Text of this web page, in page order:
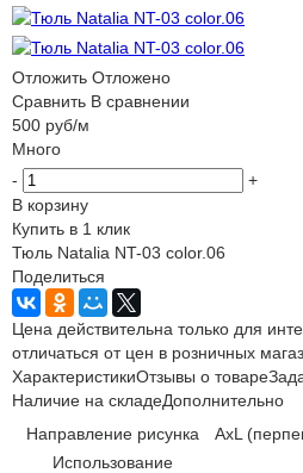
Отложить Отложено
Сравнить В сравнении
500 руб/м
Много
-
+
В корзину
Купить в 1 клик
Тюль Natalia NT-03 color.06
Поделиться
Цена действительна только для
отличаться от цен в розничных
ХарактеристикиОтзывы о товаре
Наличие на складеДополнительно
Направление рисунка
AxL
Использование